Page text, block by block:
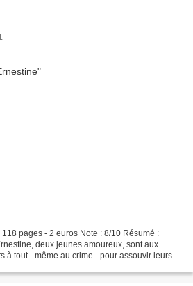
pages - 2 euros Note : 8/10 Résumé :
deux jeunes amoureux, sont aux
à tout - même au crime - pour assouvir leurs